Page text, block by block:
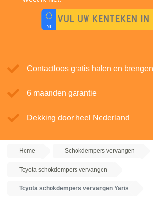
Contactloos gratis halen en brengen
6 maanden garantie
Dekking door heel Nederland
Home Schokdempers vervangen
Toyota schokdempers vervangen
Toyota schokdempers vervangen Yaris